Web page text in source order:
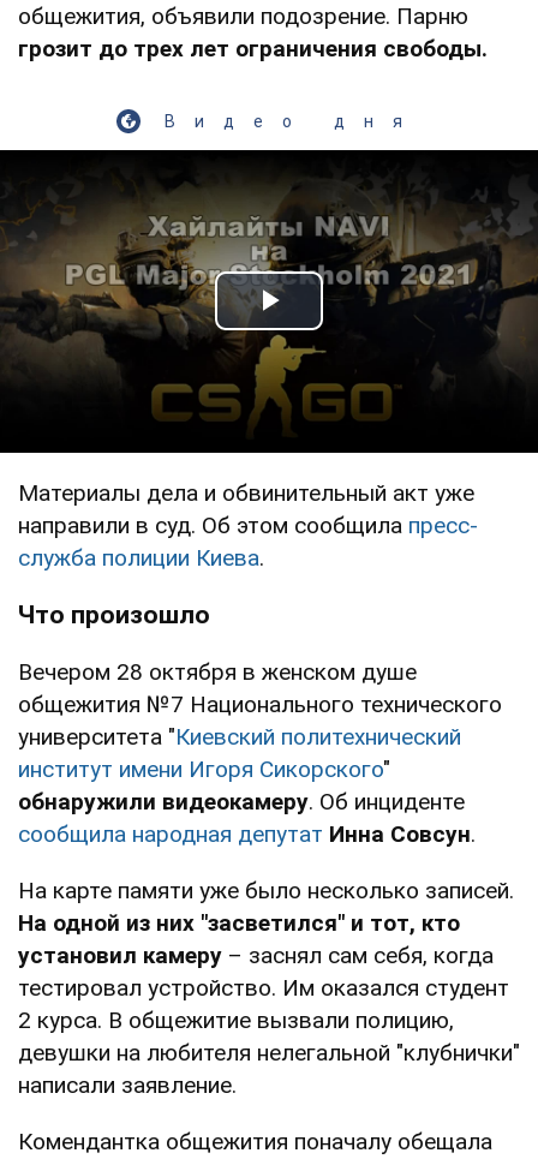
общежития, объявили подозрение. Парню
грозит до трех лет ограничения свободы.
Видео дня
Play Video
Материалы дела и обвинительный акт уже
направили в суд. Об этом сообщила пресс-
служба полиции Киева.
Что произошло
Вечером 28 октября в женском душе
общежития №7 Национального технического
университета "Киевский политехнический
институт имени Игоря Сикорского"
обнаружили видеокамеру. Об инциденте
сообщила народная депутат Инна Совсун.
На карте памяти уже было несколько записей.
На одной из них "засветился" и тот, кто
установил камеру – заснял сам себя, когда
тестировал устройство. Им оказался студент
2 курса. В общежитие вызвали полицию,
девушки на любителя нелегальной "клубнички"
написали заявление.
Комендантка общежития поначалу обещала